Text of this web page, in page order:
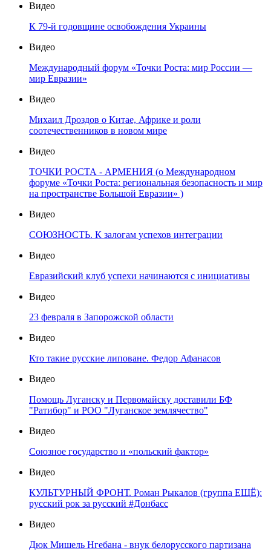
Видео
К 79-й годовщине освобождения Украины
Видео
Международный форум «Точки Роста: мир России —
мир Евразии»
Видео
Михаил Дроздов о Китае, Африке и роли
соотечественников в новом мире
Видео
ТОЧКИ РОСТА - АРМЕНИЯ (о Международном
форуме «Точки Роста: региональная безопасность и мир
на пространстве Большой Евразии» )
Видео
СОЮЗНОСТЬ. К залогам успехов интеграции
Видео
Евразийский клуб успехи начинаются с инициативы
Видео
23 февраля в Запорожской области
Видео
Кто такие русские липоване. Федор Афанасов
Видео
Помощь Луганску и Первомайску доставили БФ
"Ратибор" и РОО "Луганское землячество"
Видео
Союзное государство и «польский фактор»
Видео
КУЛЬТУРНЫЙ ФРОНТ. Роман Рыкалов (группа ЕЩЁ):
русский рок за русский #Донбасс
Видео
Дюк Мишель Нгебана - внук белорусского партизана